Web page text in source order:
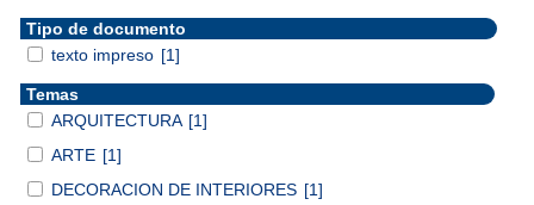
Tipo de documento
texto impreso [1]
Temas
ARQUITECTURA [1]
ARTE [1]
DECORACION DE INTERIORES [1]